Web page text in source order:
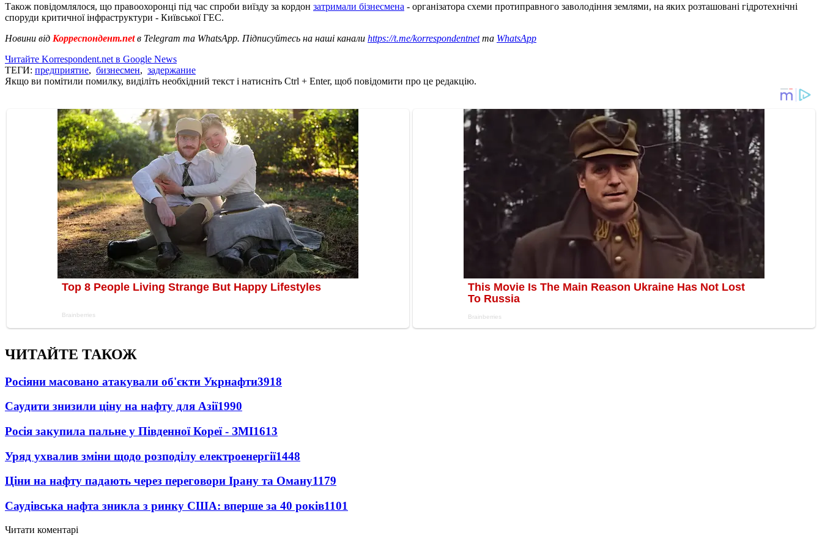
Також повідомлялося, що правоохоронці під час спроби виїзду за кордон затримали бізнесмена - організатора схеми протиправного заволодіння землями, на яких розташовані гідротехнічні
споруди критичної інфраструктури - Київської ГЕС.
Новини від Корреспондент.netв Telegram та WhatsApp. Підписуйтесь на наші канали https://t.me/korrespondentnetта WhatsApp
Читайте Korrespondent.net в Google News
ТЕГИ: предприятие, бизнесмен, задержание
Якщо ви помітили помилку, виділіть необхідний текст і натисніть Ctrl + Enter, щоб повідомити про це редакцію.
ЧИТАЙТЕ ТАКОЖ
Росіяни масовано атакували об'єкти Укрнафти3918
Саудити знизили ціну на нафту для Азії1990
Росія закупила пальне у Південної Кореї - ЗМІ1613
Уряд ухвалив зміни щодо розподілу електроенергії1448
Ціни на нафту падають через переговори Ірану та Оману1179
Саудівська нафта зникла з ринку США: вперше за 40 років1101
Читати коментарі